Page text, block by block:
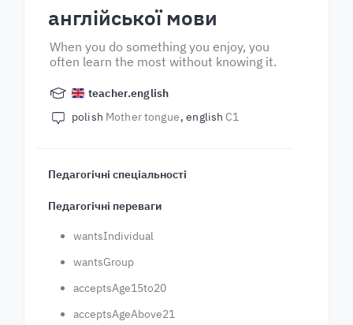
англійської мови
When you do something you enjoy, you
often learn the most without knowing it.
teacher.english
polish Mother tongue english C1
Педагогічні спеціальності
Педагогічні переваги
wantsIndividual
wantsGroup
acceptsAge15to20
acceptsAgeAbove21